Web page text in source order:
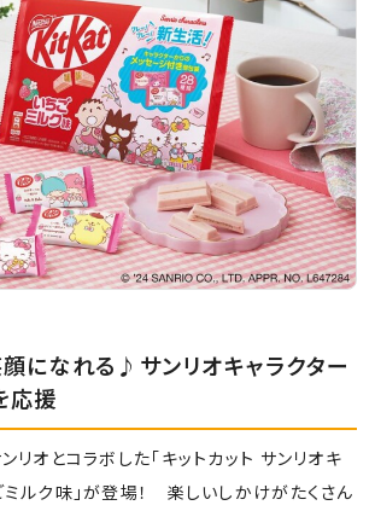
になれる♪サンリオキャラクター
応援
ンリオとコラボした「キットカット サンリオキ
ミルク味」が登場！ 楽しいしかけがたくさん